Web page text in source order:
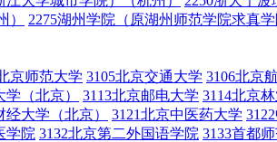
） 2275湖州学院（原湖州师范学院求真学
京师范大学 3105北京交通大学 3106北京
（北京） 3113北京邮电大学 3114北京
经大学（北京） 3121北京中医药大学
学院 3132北京第二外国语学院 3133首都